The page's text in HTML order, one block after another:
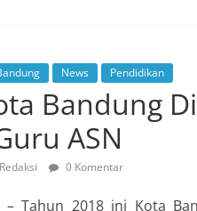
Festival Tunas
News Pendidikan
Bandung
ASN
Redaksi 0 Komentar
– Tahun 2018 ini Kota